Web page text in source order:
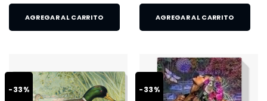
AGREGAR AL CARRITO AGREGAR AL CARRITO
-33% -33%